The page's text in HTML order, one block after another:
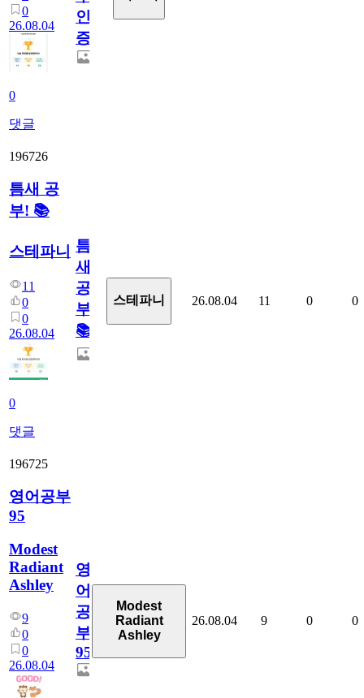
0
26.08.04
0
댓글
인
증
196726
틈새 공
부! 📚
스테파니
11
0
0
26.08.04
0
댓글
틈
새
공
부!
📚
스테파니 26.08.04 11 0 0
196725
영어공부
95
Modest
Radiant
Ashley
9
0
0
26.08.04
영
어
공
부
95
Modest
Radiant
Ashley
26.08.04 9 0 0